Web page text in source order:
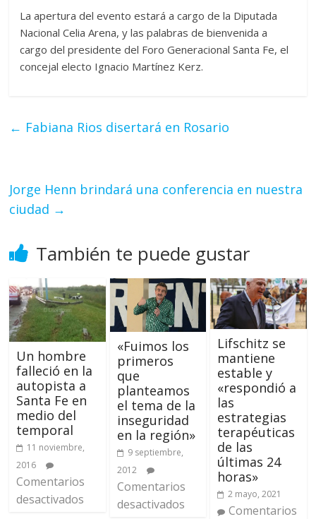
La apertura del evento estará a cargo de la Diputada
Nacional Celia Arena, y las palabras de bienvenida a
cargo del presidente del Foro Generacional Santa Fe, el
concejal electo Ignacio Martínez Kerz.
← Fabiana Rios disertará en Rosario
Jorge Henn brindará una conferencia en nuestra
ciudad →
También te puede gustar
Un hombre
falleció en la
autopista a
Santa Fe en
medio del
temporal
11 noviembre,
2016
Comentarios
desactivados
«Fuimos los
primeros
que
planteamos
el tema de la
inseguridad
en la región»
9 septiembre,
2012
Comentarios
desactivados
Lifschitz se
mantiene
estable y
«respondió a
las
estrategias
terapéuticas
de las
últimas 24
horas»
2 mayo, 2021
Comentarios